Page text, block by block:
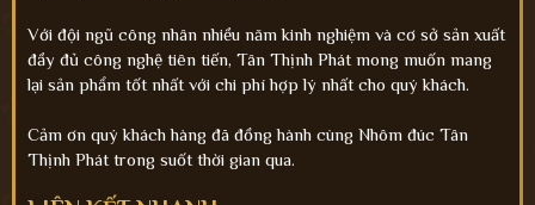
Với đội ngũ công nhân nhiều năm kinh nghiệm và cơ sở sản xuất
đầy đủ công nghệ tiên tiến, Tân Thịnh Phát mong muốn mang
lại sản phẩm tốt nhất với chi phí hợp lý nhất cho quý khách.
Cảm ơn quý khách hàng đã đồng hành cùng Nhôm đúc Tân
Thịnh Phát trong suốt thời gian qua.